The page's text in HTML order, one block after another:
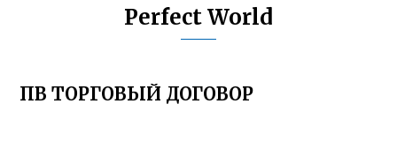
Perfect World
ПВ ТОРГОВЫЙ ДОГОВОР